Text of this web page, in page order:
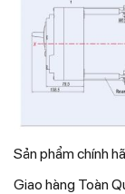
Sản phẩm chính
Giao hàng Toàn